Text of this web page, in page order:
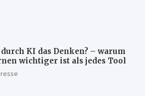
KI das Denken? – warum
wichtiger ist als jedes Tool